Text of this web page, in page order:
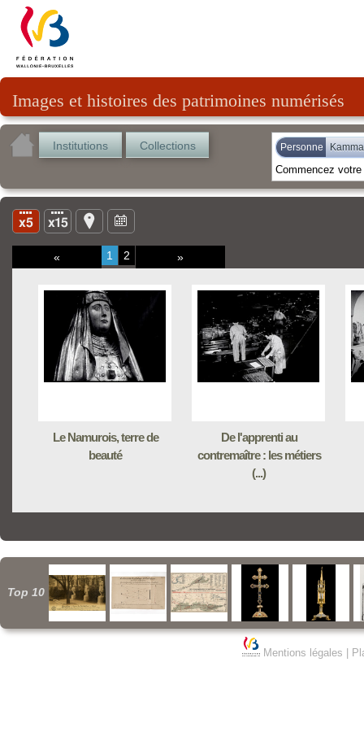
Images et histoires des patrimoines numérisés
Institutions Collections Personne
« 1 2 »
Le Namurois, terre de
beauté
De l'apprenti au
contremaître : les métiers
(...)
Top 10
Mentions légales